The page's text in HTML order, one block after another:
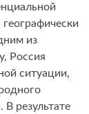
из
Россия
ситуации,
В результате